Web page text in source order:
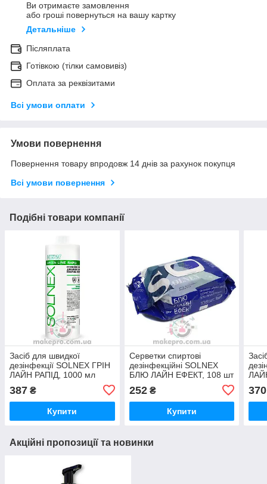
Ви отримаєте замовлення
або гроші повернуться на вашу картку
Детальніше
Післяплата
Готівкою (тілки самовивіз)
Оплата за реквізитами
Всі умови оплати
Умови повернення
Повернення товару впродовж 14 днів за рахунок покупця
Всі умови повернення
Подібні товари компанії
Засіб для швидкої
дезінфекції SOLNEX ГРІН
ЛАЙН РАПІД, 1000 мл
387 ₴
Купити
Серветки спиртові
дезінфекційні SOLNEX
БЛЮ ЛАЙН ЕФЕКТ, 108 шт
252₴
Купити
370
Акційні пропозиції та новинки